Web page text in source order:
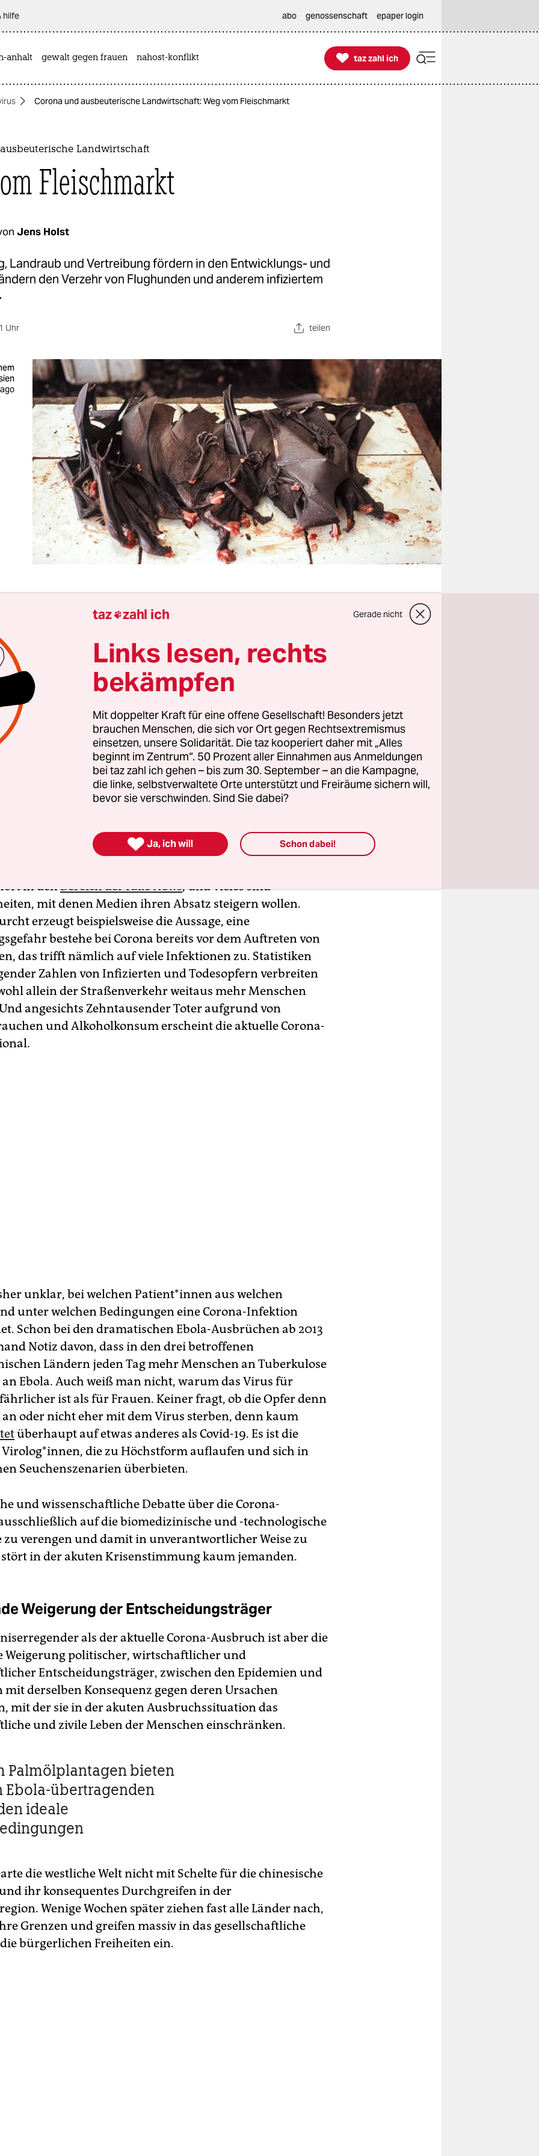
hilfe abo genossenschaft epaper login
anhalt gewalt gegen frauen nahost-konflikt 
taz zahl ich
taz zahl ich
Corona und ausbeuterische Landwirtschaft: Weg vom Fleischmarkt
Landwirtschaft
Fleischmarkt
Jens Holst
Landraub und Vertreibung fördern in den Entwicklungs- und
den Verzehr von Flughunden und anderem infiziertem
Uhr teilen
hält das Coronavirus Sars-CoV-2 die Welt in Atem.
den Spuren der globalisierten Produktion von Waren und
verbreitete es sich in Windeseile über den
Das medial aufmerksam, teilweise reißerisch
weckt Erinnerungen an große Epidemien
Jahrhunderte, die in Zeiten der modernen Medizin als
gelten. Seuchen schürenÄngsteund sind bedrohlich.
Maßnahmen, mit denen die Politik die rasche Ausbreitung
will, stoßen auf Akzeptanz, weil sie Sicherheit
Wenn es nur noch um Gefahrenabwehr geht, ist es
zu spät. Hier gilt eine uralte Weisheit der Medizin:
über das Virus und die von ihm ausgelöste Krankheit
in denBereich der Fake News, und vieles sind
mit denen Medien ihren Absatz steigern wollen.
erzeugt beispielsweise die Aussage, eine
bestehe bei Corona bereits vor dem Auftreten von
das trifft nämlich auf viele Infektionen zu. Statistiken
Zahlen von Infizierten und Todesopfern verbreiten
allein der Straßenverkehr weitaus mehr Menschen
angesichts Zehntausender Toter aufgrund von
und Alkoholkonsum erscheint die aktuelle Corona-
unklar, bei welchen Patient*innen aus welchen
unter welchen Bedingungen eine Corona-Infektion
Schon bei den dramatischen Ebola-Ausbrüchen ab 2013
Notiz davon, dass in den drei betroffenen
Ländern jeden Tag mehr Menschen an Tuberkulose
an Ebola. Auch weiß man nicht, warum das Virus für
ist als für Frauen. Keiner fragt, ob die Opfer denn
oder nicht eher mit dem Virus sterben, denn kaum
überhaupt auf etwas anderes als Covid-19. Es ist die
Virolog*innen, die zu Höchstform auflaufen und sich in
Seuchenszenarien überbieten.
und wissenschaftliche Debatte über die Corona-
auf die biomedizinische und -technologische
zu verengen und damit in unverantwortlicher Weise zu
in der akuten Krisenstimmung kaum jemanden.
Weigerung der Entscheidungsträger
als der aktuelle Corona-Ausbruch ist aber die
Weigerung politischer, wirtschaftlicher und
Entscheidungsträger, zwischen den Epidemien und
mit derselben Konsequenz gegen deren Ursachen
mit der sie in der akuten Ausbruchssituation das
und zivile Leben der Menschen einschränken.
Palmölplantagen bieten
Ebola-übertragenden
ideale
die westliche Welt nicht mit Schelte für die chinesische
ihr konsequentes Durchgreifen in der
Wenige Wochen später ziehen fast alle Länder nach,
Grenzen und greifen massiv in das gesellschaftliche
bürgerlichen Freiheiten ein.
taz zahl ich Gerade nicht
Links lesen, rechts
bekämpfen
Mit doppelter Kraft für eine offene Gesellschaft! Besonders jetzt
brauchen Menschen, die sich vor Ort gegen Rechtsextremismus
einsetzen, unsere Solidarität. Die taz kooperiert daher mit „Alles
beginnt im Zentrum“. 50 Prozent aller Einnahmen aus Anmeldungen
bei taz zahl ich gehen – bis zum 30. September – an die Kampagne,
die linke, selbstverwaltete Orte unterstützt und Freiräume sichern will,
bevor sie verschwinden. Sind Sie dabei?
 Ja, ich will Schon dabei!